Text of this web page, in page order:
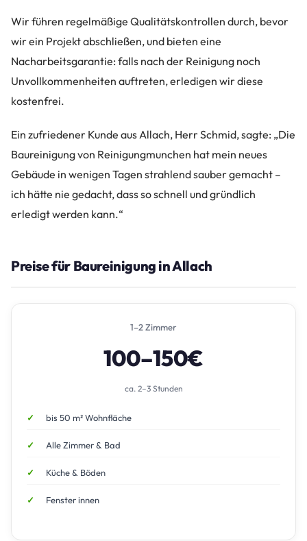
Wir führen regelmäßige Qualitätskontrollen durch, bevor
wir ein Projekt abschließen, und bieten eine
Nacharbeitsgarantie: falls nach der Reinigung noch
Unvollkommenheiten auftreten, erledigen wir diese
kostenfrei.
Ein zufriedener Kunde aus Allach, Herr Schmid, sagte: „Die
Baureinigung von Reinigungmunchen hat mein neues
Gebäude in wenigen Tagen strahlend sauber gemacht –
ich hätte nie gedacht, dass so schnell und gründlich
erledigt werden kann.“
Preise für Baureinigung in Allach
1–2 Zimmer
100–150€
ca. 2–3 Stunden
bis 50 m² Wohnfläche
Alle Zimmer & Bad
Küche & Böden
Fenster innen